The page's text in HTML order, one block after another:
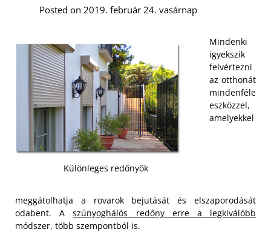
Posted on 2019. február 24. vasárnap
Különleges redőnyök
Mindenki
igyekszik
felvértezni
az otthonát
mindenféle
eszközzel,
amelyekkel
meggátolhatja a rovarok bejutását és elszaporodását
odabent. Aszúnyoghálós redőny erre a legkiválóbb
módszer, több szempontból is.